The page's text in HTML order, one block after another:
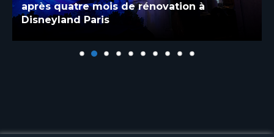
après quatre mois de rénovation à
Disneyland Paris